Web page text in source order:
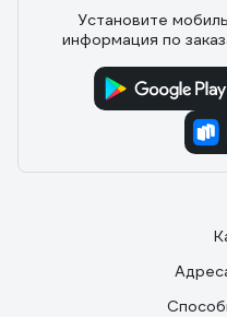
3 отзыва
Отзыв о Стабилизатор
SmartWatt AVR SERVO
напряжения (иногда
надежное решение.
Установите
информация по